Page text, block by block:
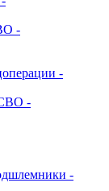
-
-
-
-